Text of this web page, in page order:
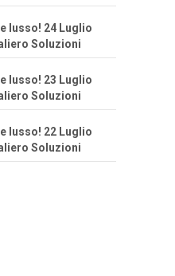
lusso! 24 Luglio
Soluzioni
lusso! 23 Luglio
Soluzioni
lusso! 22 Luglio
Soluzioni